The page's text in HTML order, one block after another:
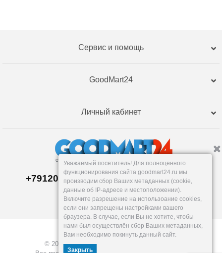
Сервис и помощь
GoodMart24
Личный кабинет
+79120359762, +79120359761 MAX,TG
Склад в Екатеринбург е
Пн-Пт: 10-19, Сб, Вс: вых.
info@goodmart24.ru
© 2026, GoodMart24.ru — Склад низких цен.
Уважаемый посетитель! Для полноценного
функционирования сайта goodmart24.ru мы
производим сбор Ваших метаданных (cookie,
данные об IP-адресе и местоположении).
Включите разрешение на использоание cookies,
если они запрещены настройками вашего
браузера. В случае, если Вы не хотите, чтобы
нами был осуществлён сбор Ваших метаданных,
Вам необходимо покинуть данный сайт.
Закрыть